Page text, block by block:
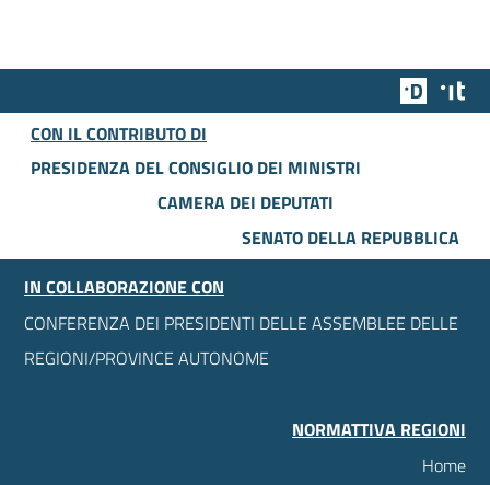
Team
CON IL CONTRIBUTO DI
PRESIDENZA DEL CONSIGLIO DEI MINISTRI
CAMERA DEI DEPUTATI
SENATO DELLA REPUBBLICA
IN COLLABORAZIONE CON
CONFERENZA DEI PRESIDENTI DELLE ASSEMBLEE DELLE
REGIONI/PROVINCE AUTONOME
NORMATTIVA REGIONI
Home